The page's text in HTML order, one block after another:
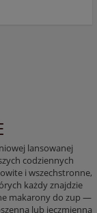
lansowanej
codziennych
i wszechstronne,
każdy znajdzie
makarony do zup —
lub jęczmienną